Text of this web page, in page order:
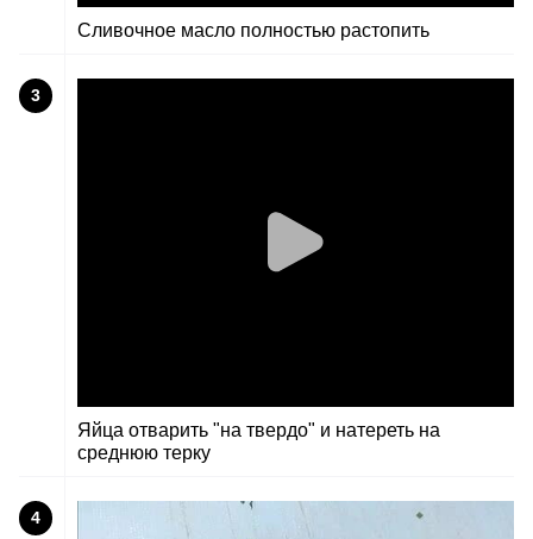
Сливочное масло полностью растопить
3
Яйца отварить "на твердо" и натереть на
среднюю терку
4